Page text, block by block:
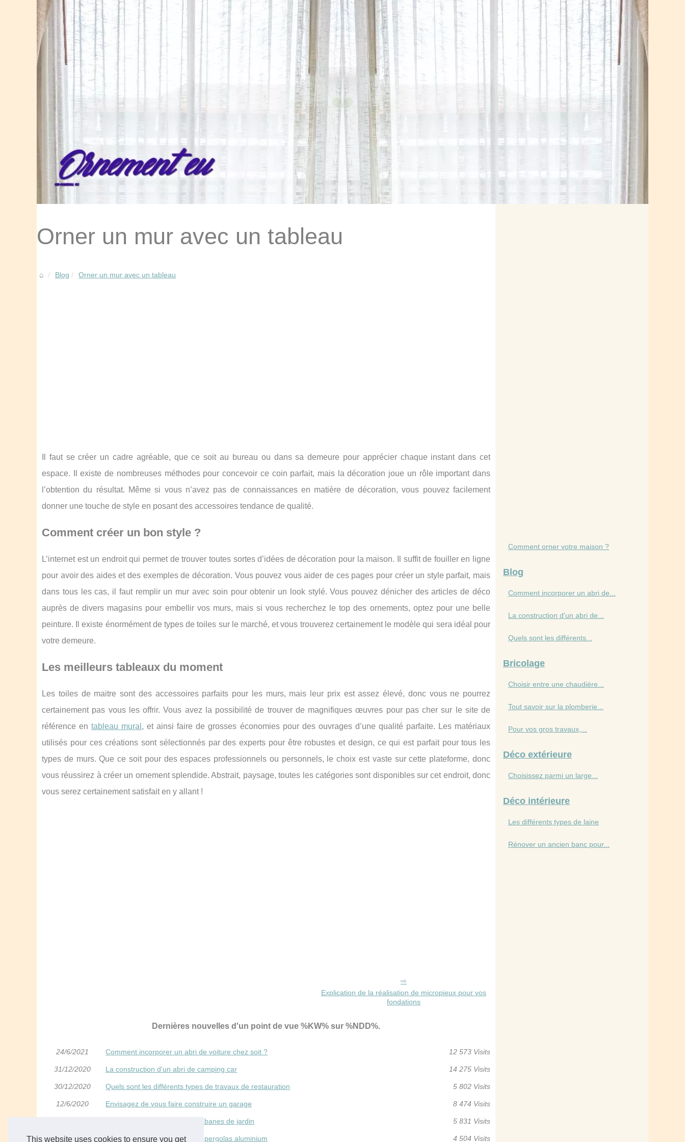
This website uses cookies to ensure you get
Orner un mur avec un tableau
Blog Orner un mur avec un tableau
Il faut se créer un cadre agréable, que ce soit au bureau ou dans sa demeure pour apprécier chaque instant dans cet
espace. Il existe de nombreuses méthodes pour concevoir ce coin parfait, mais la décoration joue un rôle important dans
l’obtention du résultat. Même si vous n’avez pas de connaissances en matière de décoration, vous pouvez facilement
donner une touche de style en posant des accessoires tendance de qualité.
Comment créer un bon style ?
L’internet est un endroit qui permet de trouver toutes sortes d’idées de décoration pour la maison. Il suffit de fouiller en ligne
pour avoir des aides et des exemples de décoration. Vous pouvez vous aider de ces pages pour créer un style parfait, mais
dans tous les cas, il faut remplir un mur avec soin pour obtenir un look stylé. Vous pouvez dénicher des articles de déco
auprès de divers magasins pour embellir vos murs, mais si vous recherchez le top des ornements, optez pour une belle
peinture. Il existe énormément de types de toiles sur le marché, et vous trouverez certainement le modèle qui sera idéal pour
votre demeure.
Les meilleurs tableaux du moment
Les toiles de maitre sont des accessoires parfaits pour les murs, mais leur prix est assez élevé, donc vous ne pourrez
certainement pas vous les offrir. Vous avez la possibilité de trouver de magnifiques œuvres pour pas cher sur le site de
référence entableau mural , et ainsi faire de grosses économies pour des ouvrages d’une qualité parfaite. Les matériaux
utilisés pour ces créations sont sélectionnés par des experts pour être robustes et design, ce qui est parfait pour tous les
types de murs. Que ce soit pour des espaces professionnels ou personnels, le choix est vaste sur cette plateforme, donc
vous réussirez à créer un ornement splendide. Abstrait, paysage, toutes les catégories sont disponibles sur cet endroit, donc
vous serez certainement satisfait en y allant !
Explication de la réalisation de micropieux pour vos
fondations
Dernières nouvelles d'un point de vue %KW% sur %NDD%.
24/6/2021 Comment incorporer un abri de voiture chez soit ? 12 573 Visits
31/12/2020 La construction d'un abri de camping car 14 275 Visits
30/12/2020 Quels sont les différents types de travaux de restauration 5 802 Visits
12/6/2020 Envisagez de vous faire construire un garage 8 474 Visits
Tous les différents styles de cabanes de jardin 5 831 Visits
20/3/2020 Les questions par rapports au pergolas aluminium 4 504 Visits
Comment orner votre maison ?
Blog
Comment incorporer un abri de...
La construction d'un abri de...
Quels sont les différents...
Bricolage
Choisir entre une chaudière...
Tout savoir sur la plomberie...
Pour vos gros travaux,...
Déco extérieure
Choisissez parmi un large...
Déco intérieure
Les différents types de laine
Rénover un ancien banc pour...